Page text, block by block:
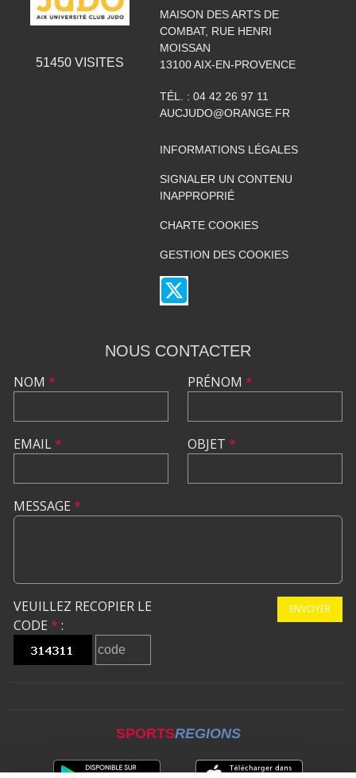
51450VISITES
MAISON DES ARTS DE
COMBAT, RUE HENRI
MOISSAN
13100 AIX-EN-PROVENCE
TÉL. : 04 42 26 97 11
AUCJUDO@ORANGE.FR
INFORMATIONS LÉGALES
SIGNALER UN CONTENU
INAPPROPRIÉ
CHARTE COOKIES
GESTION DES COOKIES
NOUS CONTACTER
NOM *
EMAIL*
PRÉNOM *
OBJET *
MESSAGE *
VEUILLEZ RECOPIER LE
CODE * :
ENVOYER
SPORTSREGIONS